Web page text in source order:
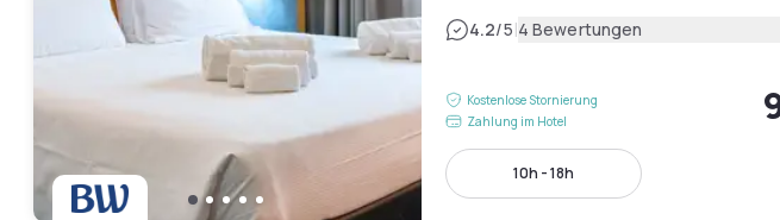
4.2/5|4 Bewertungen
Kostenlose Stornierung
Zahlung im Hotel
10h - 18h